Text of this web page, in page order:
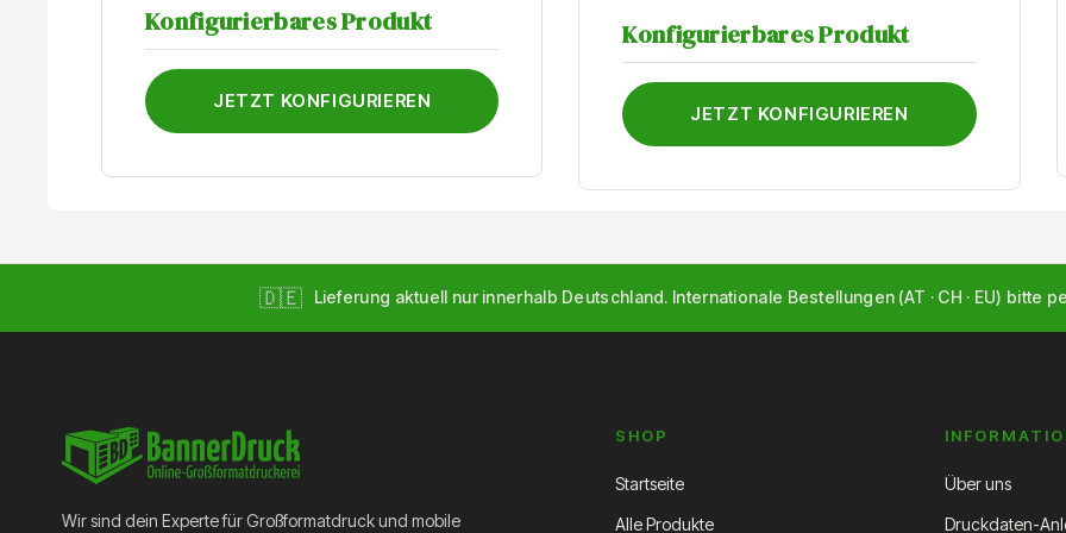
Konfigurierbares Produkt
JETZT KONFIGURIEREN
Konfigurierbares Produkt
JETZT KONFIGURIEREN
🇩🇪 Lieferung aktuell nur innerhalb Deutschland. Internationale Bestellungen (AT · CH · EU) bitte
Wir sind dein Experte für Großformatdruck und mobile
SHOP
Startseite
Alle Produkte
Über uns
Druckdaten-